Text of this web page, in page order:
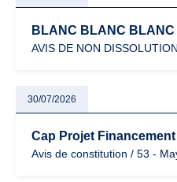
BLANC BLANC BLANC
AVIS DE NON
30/07/2026
Cap Projet Financement
Avis de constitution / 53 -